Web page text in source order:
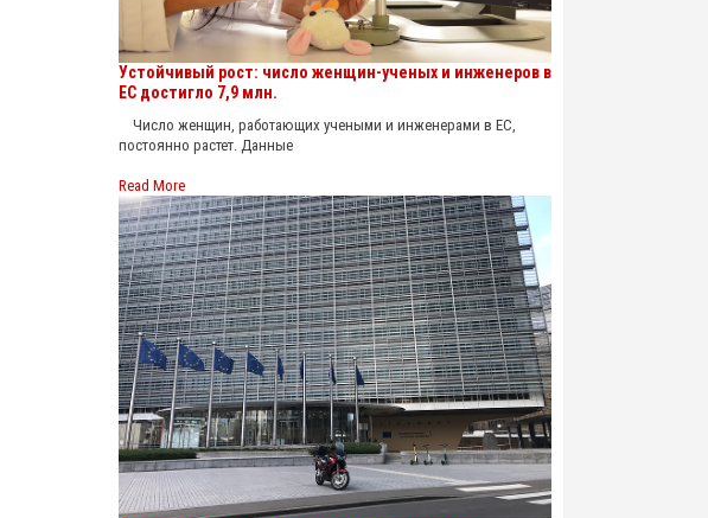
Устойчивый рост: число женщин-ученых и инженеров в
ЕС достигло 7,9 млн.
Число женщин, работающих учеными и инженерами в ЕС,
постоянно растет. Данные
Read More